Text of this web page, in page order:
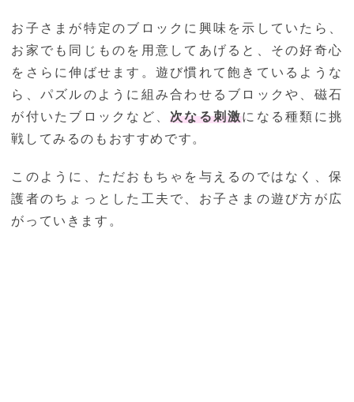
お子さまが特定のブロックに興味を示していたら、
お家でも同じものを用意してあげると、その好奇心
をさらに伸ばせます。遊び慣れて飽きているような
ら、パズルのように組み合わせるブロックや、磁石
が付いたブロックなど、次なる刺激になる種類に挑
戦してみるのもおすすめです。
このように、ただおもちゃを与えるのではなく、保
護者のちょっとした工夫で、お子さまの遊び方が広
がっていきます。